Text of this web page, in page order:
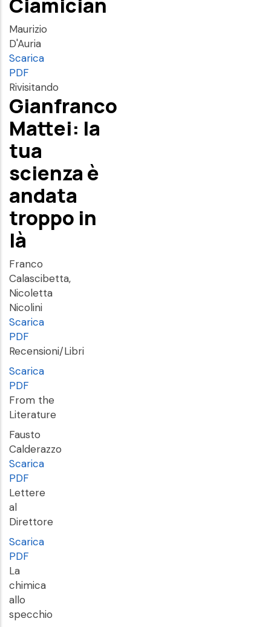
Maurizio
D'Auria
Scarica
PDF
Rivisitando
Gianfranco
Mattei: la
tua
scienza è
andata
troppo in
là
Franco
Calascibetta,
Nicoletta
Nicolini
Scarica
PDF
Recensioni/Libri
Scarica
PDF
From the
Literature
Fausto
Calderazzo
Scarica
PDF
Lettere
al
Direttore
Scarica
PDF
La
chimica
allo
specchio